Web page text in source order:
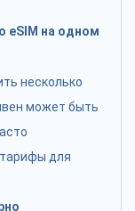
eSIM на одном
несколько
может быть
для